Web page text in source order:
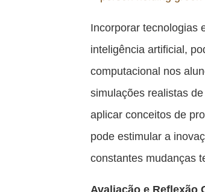
Incorporar tecnologias
inteligência artificial,
computacional nos
simulações realistas
aplicar conceitos de
pode estimular a
constantes mudanças
Avaliação e Reflexão